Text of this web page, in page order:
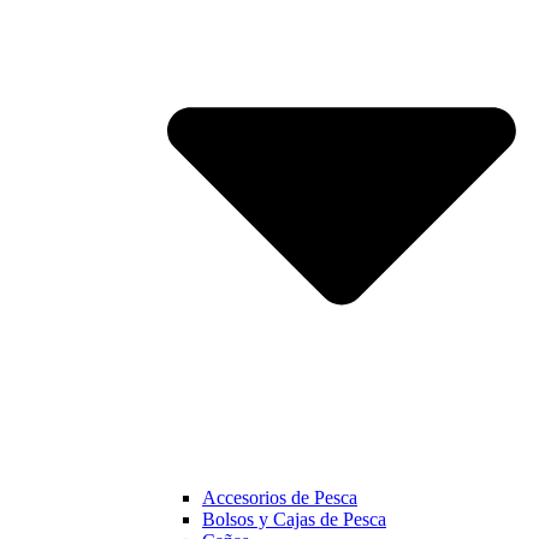
Accesorios de Pesca
Bolsos y Cajas de Pesca